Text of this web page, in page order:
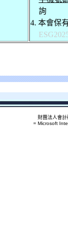
詢
4. 本會保
財團法人會
= Microsoft